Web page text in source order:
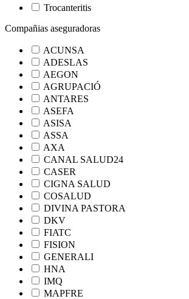
Trocanteritis
Compañias aseguradoras
ACUNSA
ADESLAS
AEGON
AGRUPACIÓ
ANTARES
ASEFA
ASISA
ASSA
AXA
CANAL SALUD24
CASER
CIGNA SALUD
COSALUD
DIVINA PASTORA
DKV
FIATC
FISION
GENERALI
HNA
IMQ
MAPFRE